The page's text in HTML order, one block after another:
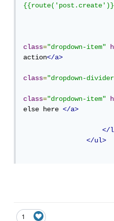
class="dropdown-item"
action</a>
class="dropdown-
class="dropdown-item"
else here </a>
</
</ul>
1